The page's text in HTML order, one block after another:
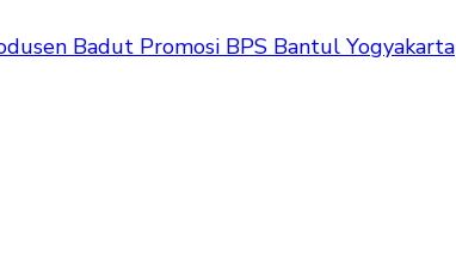
Badut Promosi BPS Bantul Yogyakarta